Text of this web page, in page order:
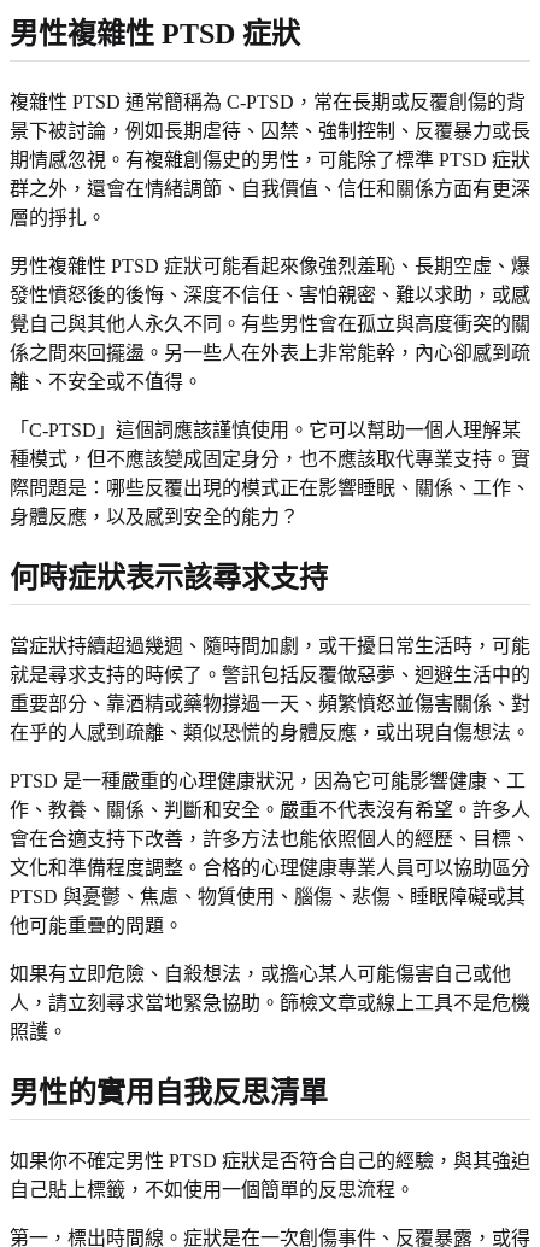
男性複雜性 PTSD 症狀
複雜性 PTSD 通常簡稱為 C-PTSD，常在長期或反覆創傷的背
景下被討論，例如長期虐待、囚禁、強制控制、反覆暴力或長
期情感忽視。有複雜創傷史的男性，可能除了標準 PTSD 症狀
群之外，還會在情緒調節、自我價值、信任和關係方面有更深
層的掙扎。
男性複雜性 PTSD 症狀可能看起來像強烈羞恥、長期空虛、爆
發性憤怒後的後悔、深度不信任、害怕親密、難以求助，或感
覺自己與其他人永久不同。有些男性會在孤立與高度衝突的關
係之間來回擺盪。另一些人在外表上非常能幹，內心卻感到疏
離、不安全或不值得。
「C-PTSD」這個詞應該謹慎使用。它可以幫助一個人理解某
種模式，但不應該變成固定身分，也不應該取代專業支持。實
際問題是：哪些反覆出現的模式正在影響睡眠、關係、工作、
身體反應，以及感到安全的能力？
何時症狀表示該尋求支持
當症狀持續超過幾週、隨時間加劇，或干擾日常生活時，可能
就是尋求支持的時候了。警訊包括反覆做惡夢、迴避生活中的
重要部分、靠酒精或藥物撐過一天、頻繁憤怒並傷害關係、對
在乎的人感到疏離、類似恐慌的身體反應，或出現自傷想法。
PTSD 是一種嚴重的心理健康狀況，因為它可能影響健康、工
作、教養、關係、判斷和安全。嚴重不代表沒有希望。許多人
會在合適支持下改善，許多方法也能依照個人的經歷、目標、
文化和準備程度調整。合格的心理健康專業人員可以協助區分
PTSD 與憂鬱、焦慮、物質使用、腦傷、悲傷、睡眠障礙或其
他可能重疊的問題。
如果有立即危險、自殺想法，或擔心某人可能傷害自己或他
人，請立刻尋求當地緊急協助。篩檢文章或線上工具不是危機
照護。
男性的實用自我反思清單
如果你不確定男性 PTSD 症狀是否符合自己的經驗，與其強迫
自己貼上標籤，不如使用一個簡單的反思流程。
第一，標出時間線。症狀是在一次創傷事件、反覆暴露，或得